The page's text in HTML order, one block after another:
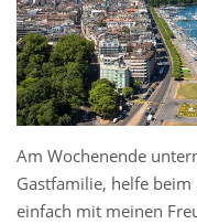
Am Wochenende
Gastfamilie, helfe
einfach mit meinen